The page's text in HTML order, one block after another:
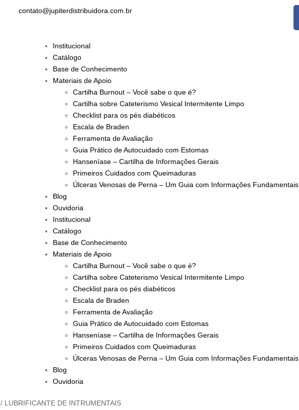
contato@jupiterdistribuidora.com.br
Institucional
Catálogo
Base de Conhecimento
Materiais de Apoio
Cartilha Burnout – Você sabe o que é?
Cartilha sobre Cateterismo Vesical Intermitente Limpo
Checklist para os pés diabéticos
Escala de Braden
Ferramenta de Avaliação
Guia Prático de Autocuidado com Estomas
Hanseníase – Cartilha de Informações Gerais
Primeiros Cuidados com Queimaduras
Úlceras Venosas de Perna – Um Guia com Informações Fundamentais
Blog
Ouvidoria
Institucional
Catálogo
Base de Conhecimento
Materiais de Apoio
Cartilha Burnout – Você sabe o que é?
Cartilha sobre Cateterismo Vesical Intermitente Limpo
Checklist para os pés diabéticos
Escala de Braden
Ferramenta de Avaliação
Guia Prático de Autocuidado com Estomas
Hanseníase – Cartilha de Informações Gerais
Primeiros Cuidados com Queimaduras
Úlceras Venosas de Perna – Um Guia com Informações Fundamentais
Blog
Ouvidoria
/ LUBRIFICANTE DE INTRUMENTAIS